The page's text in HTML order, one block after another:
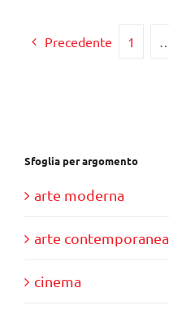
Precedente 1
Sfoglia per argomento
arte moderna
arte contemporanea
cinema